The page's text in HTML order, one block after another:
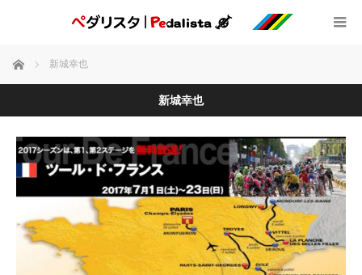
ホーム 新城幸也
新城幸也